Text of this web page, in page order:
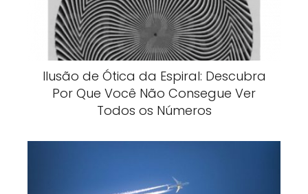
Ilusão de Ótica da Espiral: Descubra
Por Que Você Não Consegue Ver
Todos os Números